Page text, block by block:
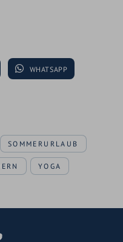
WHATSAPP
SOMMERURLAUB
YOGA